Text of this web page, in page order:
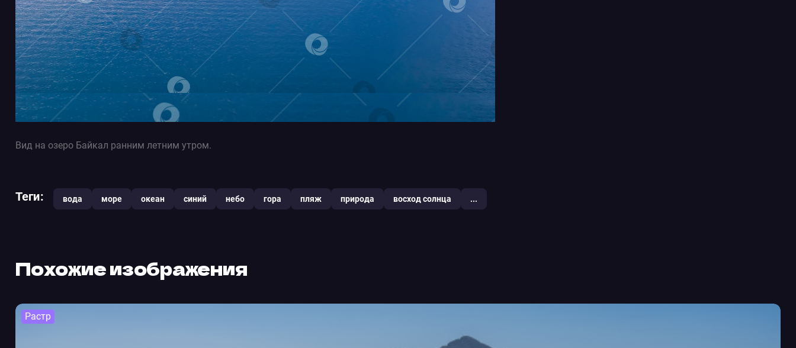
Вид на озеро Байкал ранним летним утром.
Теги: вода море океан синий небо гора пляж природа восход солнца ...
Похожие изображения
Растр